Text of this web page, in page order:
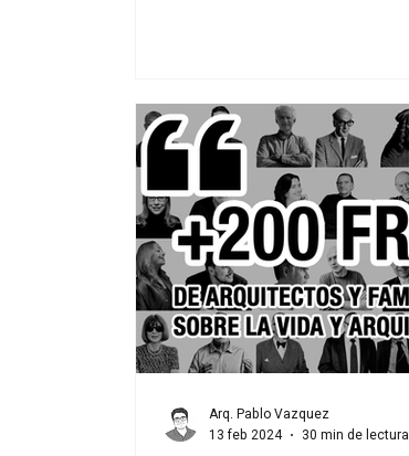
Arq. Pablo Vazquez
13 feb 2024
30 min de lectura